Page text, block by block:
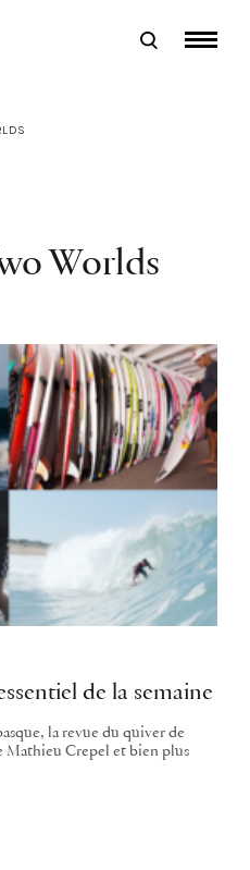
Worlds
de la semaine
la revue du quiver de
Mathieu Crepel et bien plus